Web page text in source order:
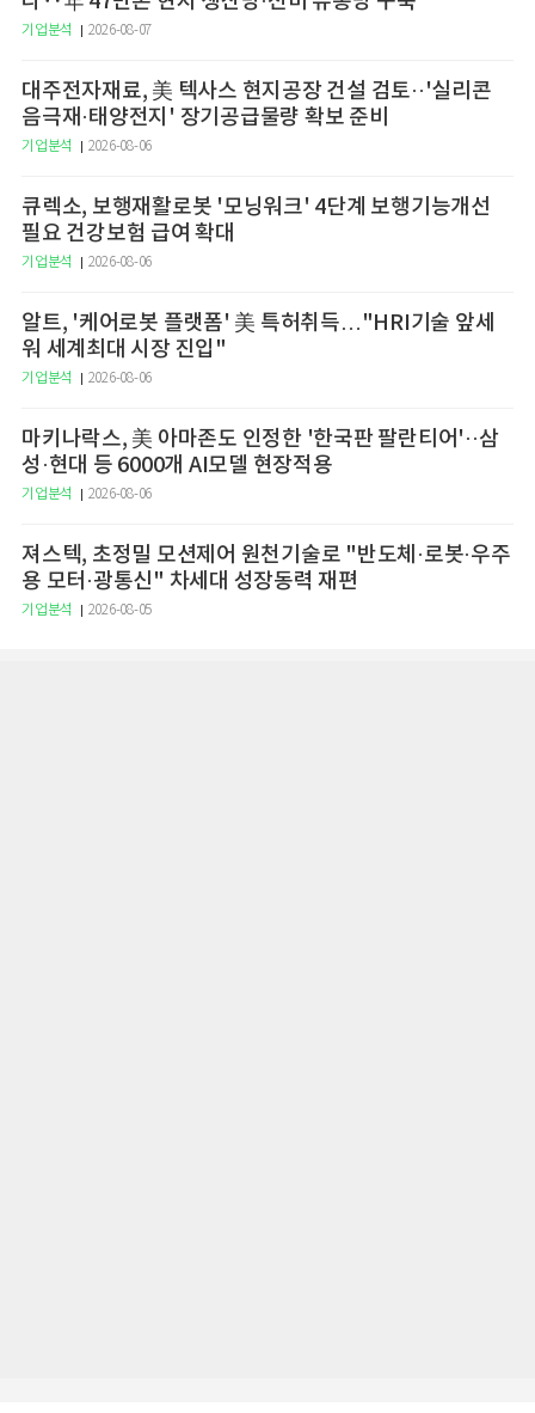
기업분석 2026-08-07
대주전자재료, 美 텍사스 현지공장 건설 검토··'실리콘
음극재·태양전지' 장기공급물량 확보 준비
기업분석 2026-08-06
큐렉소, 보행재활로봇 '모닝워크' 4단계 보행기능개선
필요 건강보험 급여 확대
기업분석 2026-08-06
알트, '케어로봇 플랫폼' 美 특허취득…"HRI기술 앞세
워 세계최대 시장 진입"
기업분석 2026-08-06
마키나락스, 美 아마존도 인정한 '한국판 팔란티어'··삼
성·현대 등 6000개 AI모델 현장적용
기업분석 2026-08-06
져스텍, 초정밀 모션제어 원천기술로 "반도체·로봇·우주
용 모터·광통신" 차세대 성장동력 재편
기업분석 2026-08-05